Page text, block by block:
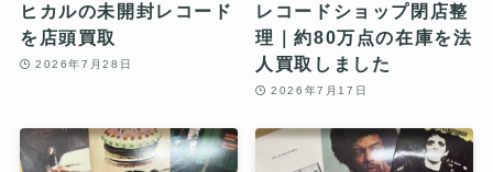
ヒカルの未開封レコード
を店頭買取
2026年7月28日
レコードショップ閉店整
理｜約80万点の在庫を法
人買取しました
2026年7月17日